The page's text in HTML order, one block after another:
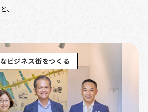
、
ビジネス街をつくる